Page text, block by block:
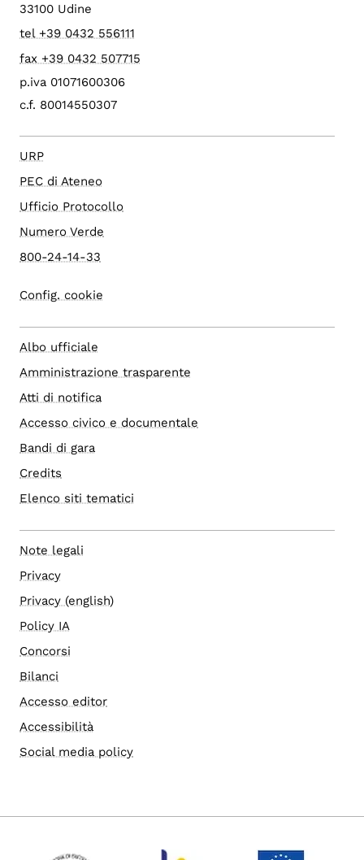
33100 Udine
tel +39 0432 556111
fax +39 0432 507715
p.iva 01071600306
c.f. 80014550307
URP
PEC di Ateneo
Ufficio Protocollo
Numero Verde
800-24-14-33
Config. cookie
Albo ufficiale
Amministrazione trasparente
Atti di notifica
Accesso civico e documentale
Bandi di gara
Credits
Elenco siti tematici
Note legali
Privacy
Privacy (english)
Policy IA
Concorsi
Bilanci
Accesso editor
Accessibilità
Social media policy